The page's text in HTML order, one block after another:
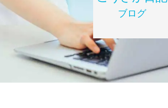
ブログ
当院紹介
お知らせ